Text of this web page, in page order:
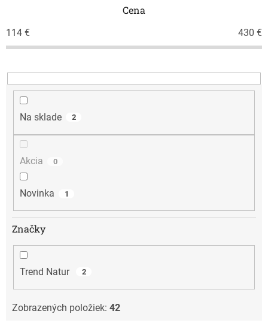
p
r
d
u
Cena
114 € 430 €
Na sklade 2
Akcia 0
Novinka 1
Značky
Trend Natur 2
Zobrazených položiek: 42